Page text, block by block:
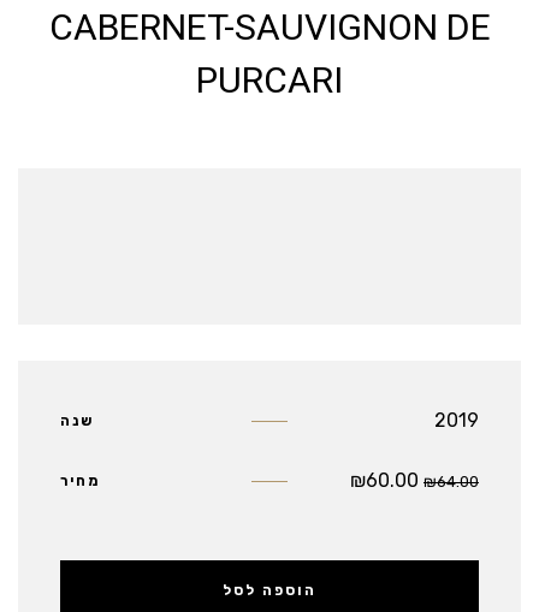
CABERNET-SAUVIGNON DE
PURCARI
שנה 2019
מחיר ₪64.00
₪60.00
הוספה לסל